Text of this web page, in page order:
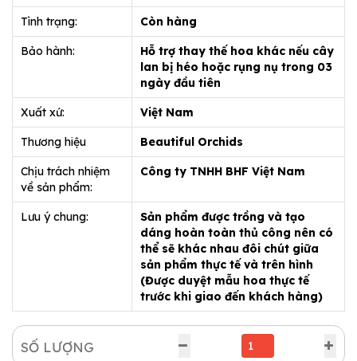
Tình trạng: Còn hàng
Bảo hành:
Hỗ trợ thay thế hoa khác nếu cây
lan bị héo hoặc rụng nụ trong 03
ngày đầu tiên
Xuất xứ: Việt Nam
Thương hiệu Beautiful Orchids
Chịu trách nhiệm
về sản phẩm:
Công ty TNHH BHF Việt Nam
Lưu ý chung:
Sản phẩm được trồng và tạo
dáng hoàn toàn thủ công nên có
thể sẽ khác nhau đôi chút giữa
sản phẩm thực tế và trên hình
(Được duyệt mẫu hoa thực tế
trước khi giao đến khách hàng)
SỐ LƯỢNG